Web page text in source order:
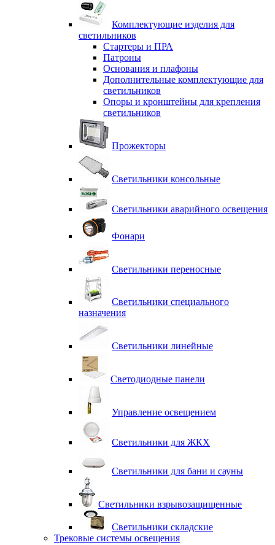
Комплектующие изделия для
светильников
Стартеры и ПРА
Патроны
Основания и плафоны
Дополнительные комплектующие для
светильников
Опоры и кронштейны для крепления
светильников
Прожекторы
Светильники консольные
Светильники аварийного освещения
Фонари
Светильники переносные
Светильники специального
назначения
Светильники линейные
Светодиодные панели
Управление освещением
Светильники для ЖКХ
Светильники для бани и сауны
Светильники взрывозащищенные
Светильники складские
Трековые системы освещения